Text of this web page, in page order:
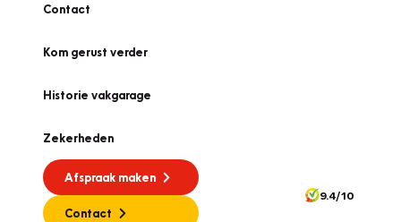
Contact
Kom gerust verder
Historie vakgarage
Zekerheden
Afspraak maken
Contact
9.4/10